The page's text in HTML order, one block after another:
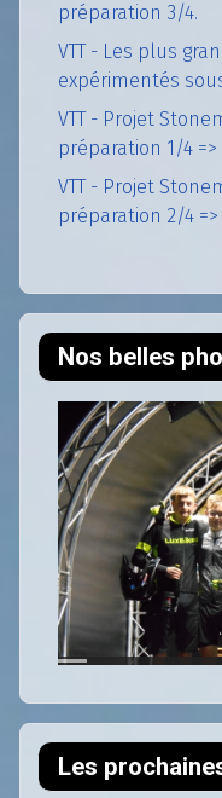
préparation 3/4.
VTT - Les plus
expérimentés
VTT - Projet
préparation 1/4
VTT - Projet
préparation 2/4
Nos belles
Les